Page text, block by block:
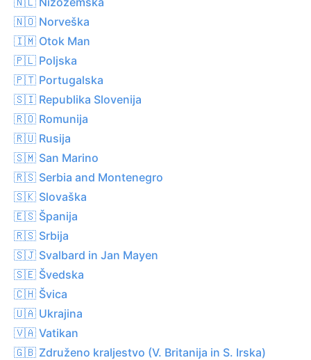
🇳🇴 Norveška
🇮🇲 Otok Man
🇵🇱 Poljska
🇵🇹 Portugalska
🇸🇮 Republika Slovenija
🇷🇴 Romunija
🇷🇺 Rusija
🇸🇲 San Marino
🇷🇸 Serbia and Montenegro
🇸🇰 Slovaška
🇪🇸 Španija
🇷🇸 Srbija
🇸🇯 Svalbard in Jan Mayen
🇸🇪 Švedska
🇨🇭 Švica
🇺🇦 Ukrajina
🇻🇦 Vatikan
🇬🇧 Združeno kraljestvo (V. Britanija in S. Irska)